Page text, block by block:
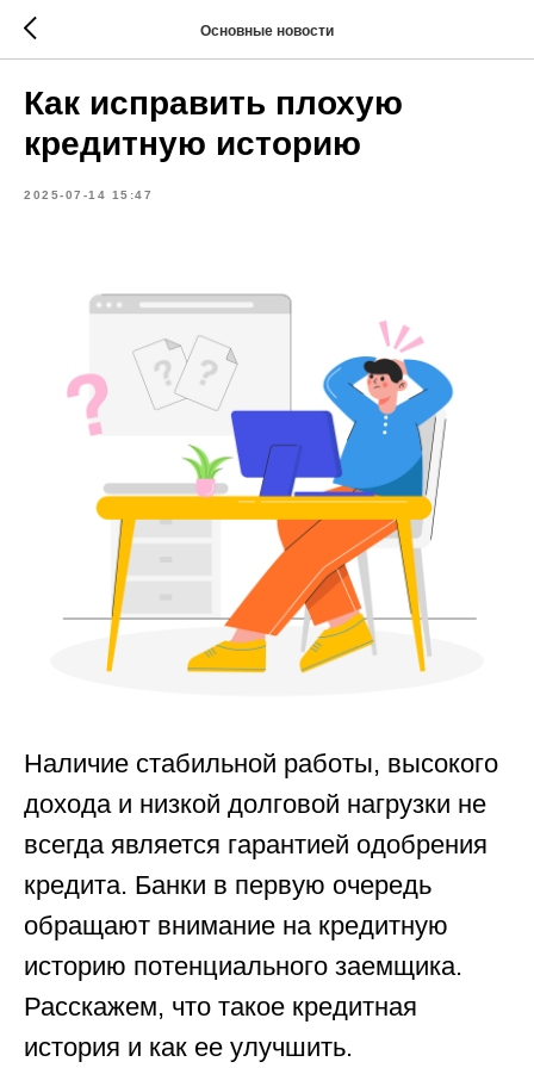
Основные новости
Как исправить плохую
кредитную историю
2025-07-14 15:47
Наличие стабильной работы, высокого
дохода и низкой долговой нагрузки не
всегда является гарантией одобрения
кредита. Банки в первую очередь
обращают внимание на кредитную
историю потенциального заемщика.
Расскажем, что такое кредитная
история и как ее улучшить.